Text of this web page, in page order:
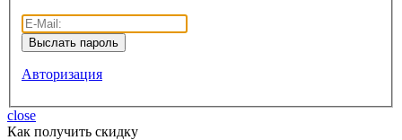
Авторизация
close
Как получить скидку